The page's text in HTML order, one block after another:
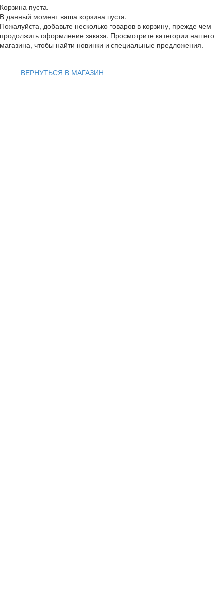
Корзина пуста.
В данный момент ваша корзина пуста.
Пожалуйста, добавьте несколько товаров в корзину, прежде чем
продолжить оформление заказа. Просмотрите категории нашего
магазина, чтобы найти новинки и специальные предложения.
ВЕРНУТЬСЯ В МАГАЗИН